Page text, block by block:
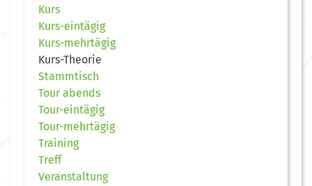
Kurs
Kurs-eintägig
Kurs-mehrtägig
Kurs-Theorie
Stammtisch
Tour abends
Tour-eintägig
Tour-mehrtägig
Training
Treff
Veranstaltung